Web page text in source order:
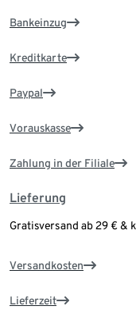
Bankeinzug
Kreditkarte
Paypal
Vorauskasse
Zahlung in der Filiale
Lieferung
Gratisversand ab 29 € &
Versandkosten
Lieferzeit